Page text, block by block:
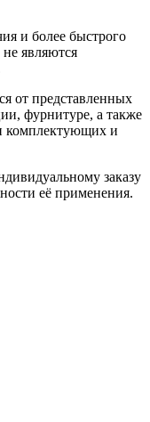
и более быстрого
не являются
от представленных
фурнитуре, а также
комплектующих и
заказу
её применения.